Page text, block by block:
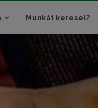
Munkát keresel?